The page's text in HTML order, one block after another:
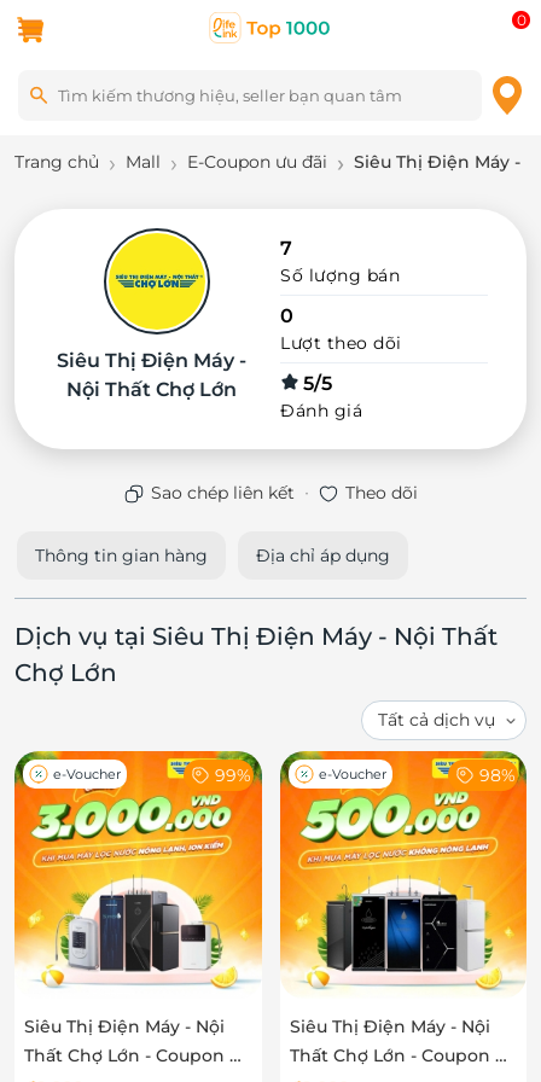
0
Trang chủ Mall E-Coupon ưu đãi Siêu Thị Điện Máy -
Siêu Thị Điện Máy -
Nội Thất Chợ Lớn
7
Số lượng bán
0
Lượt theo dõi
5/5
Đánh giá
Sao chép liên kết · Theo dõi
Thông tin gian hàng Địa chỉ áp dụng
Dịch vụ tại Siêu Thị Điện Máy - Nội Thất
Chợ Lớn
e-Voucher 99%
Siêu Thị Điện Máy - Nội
Thất Chợ Lớn - Coupon ưu
e-Voucher 98%
Siêu Thị Điện Máy - Nội
Thất Chợ Lớn - Coupon ưu